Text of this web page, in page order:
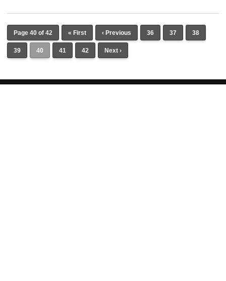
Page 40 of 42 « First ‹ Previous 36 37 38
39 40 41 42 Next ›